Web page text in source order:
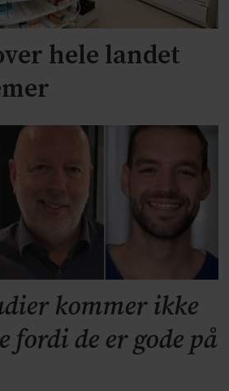
hele landet
kommer ikke
fordi de er gode på